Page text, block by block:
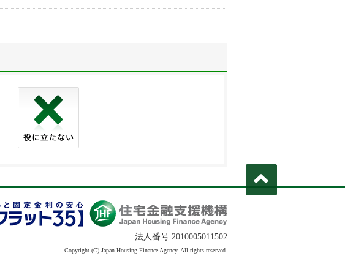
法人番号 2010005011502
Copyright (C) Japan Housing Finance Agency. All rights reserved.